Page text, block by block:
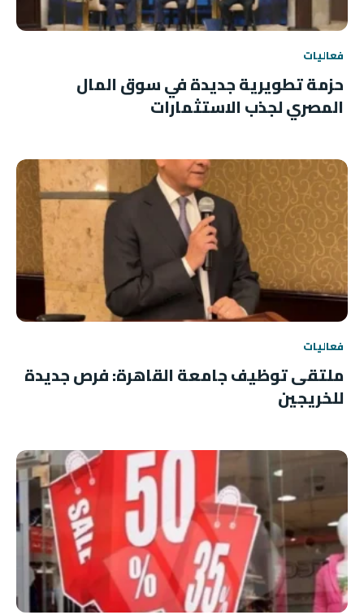
فعاليات
حزمة تطويرية جديدة في سوق المال
المصري لجذب الاستثمارات
فعاليات
ملتقى توظيف جامعة القاهرة: فرص جديدة
للخريجين